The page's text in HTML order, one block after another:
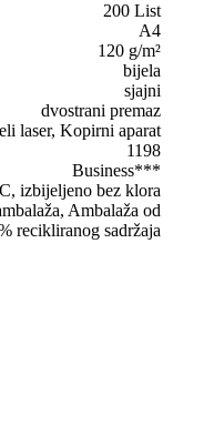
200 List
A4
120 g/m²
bijela
sjajni
dvostrani premaz
laser, Kopirni aparat
1198
Business***
izbijeljeno bez klora
Ambalaža od
recikliranog sadržaja